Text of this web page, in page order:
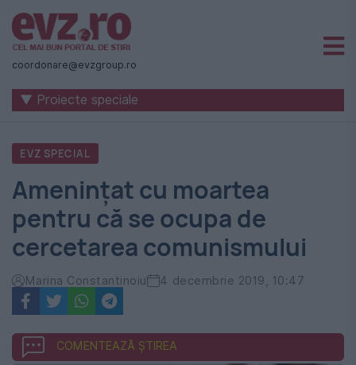
Știri
naționale
internaționale
România
-
Evenimentul
Zilei
coordonare@evzgroup.ro
▼ Proiecte speciale
EVZ SPECIAL
Ameninţat cu moartea
pentru că se ocupa de
cercetarea comunismului
Marina Constantinoiu 4 decembrie 2019, 10:47
COMENTEAZĂ ȘTIREA